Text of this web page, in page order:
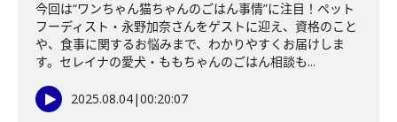
今回は“ワンちゃん猫ちゃんのごはん事情”に注目！ペット
フーディスト・永野加奈さんをゲストに迎え、資格のこと
や、食事に関するお悩みまで、わかりやすくお届けしま
す。セレイナの愛犬・ももちゃんのごはん相談も...
2025.08.04|00:20:07